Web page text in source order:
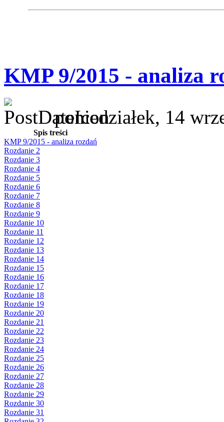
KMP 9/2015 - analiza
poniedziałek, 14
Spis treści
KMP 9/2015 - analiza rozdań
Rozdanie 2
Rozdanie 3
Rozdanie 4
Rozdanie 5
Rozdanie 6
Rozdanie 7
Rozdanie 8
Rozdanie 9
Rozdanie 10
Rozdanie 11
Rozdanie 12
Rozdanie 13
Rozdanie 14
Rozdanie 15
Rozdanie 16
Rozdanie 17
Rozdanie 18
Rozdanie 19
Rozdanie 20
Rozdanie 21
Rozdanie 22
Rozdanie 23
Rozdanie 24
Rozdanie 25
Rozdanie 26
Rozdanie 27
Rozdanie 28
Rozdanie 29
Rozdanie 30
Rozdanie 31